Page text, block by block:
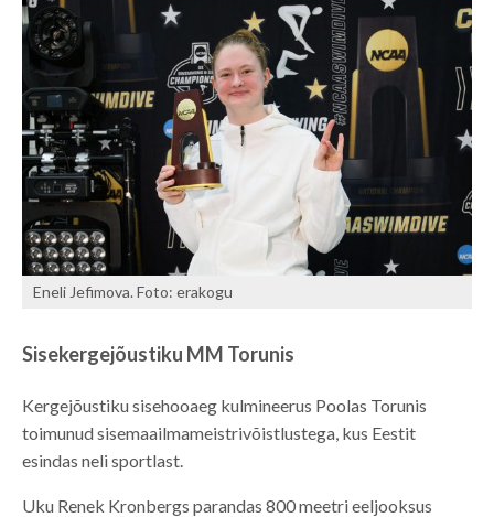
Eneli Jefimova. Foto: erakogu
Sisekergejõustiku MM Torunis
Kergejõustiku sisehooaeg kulmineerus Poolas Torunis
toimunud sisemaailmameistrivõistlustega, kus Eestit
esindas neli sportlast.
Uku Renek Kronbergs parandas 800 meetri eeljooksus